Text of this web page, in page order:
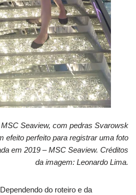
Seaview, com pedras Svarowsk
efeito perfeito para registrar uma foto
em 2019 – MSC Seaview. Créditos
da imagem: Leonardo Lima.
do roteiro e da